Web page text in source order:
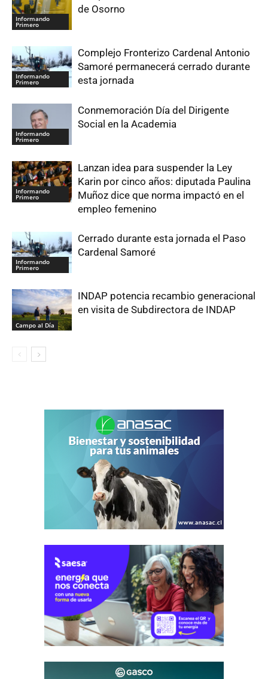
Informando
Primero
de Osorno
Informando
Primero
Complejo Fronterizo Cardenal Antonio
Samoré permanecerá cerrado durante
esta jornada
Informando
Primero
Conmemoración Día del Dirigente
Social en la Academia
Informando
Primero
Lanzan idea para suspender la Ley
Karin por cinco años: diputada Paulina
Muñoz dice que norma impactó en el
empleo femenino
Informando
Primero
Cerrado durante esta jornada el Paso
Cardenal Samoré
Campo al Día
INDAP potencia recambio generacional
en visita de Subdirectora de INDAP